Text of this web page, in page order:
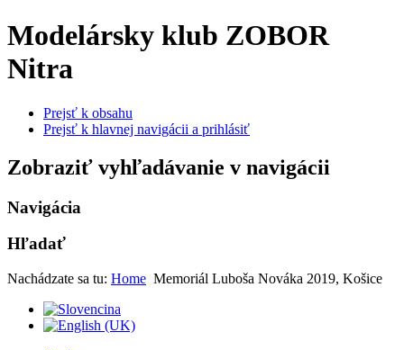
Modelársky klub ZOBOR
Nitra
Prejsť k obsahu
Prejsť k hlavnej navigácii a prihlásiť
Zobraziť vyhľadávanie v navigácii
Navigácia
Hľadať
Nachádzate sa tu: Home Memoriál Luboša Nováka 2019, Košice